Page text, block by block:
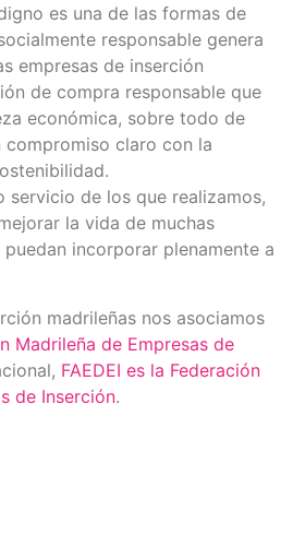
es una de las formas de
responsable genera
empresas de inserción
de compra responsable que
económica, sobre todo de
claro con la
servicio de los que realizamos,
la vida de muchas
incorporar plenamente a
madrileñas nos asociamos
Madrileña de Empresas de
FAEDEI es la Federación
de Inserción.